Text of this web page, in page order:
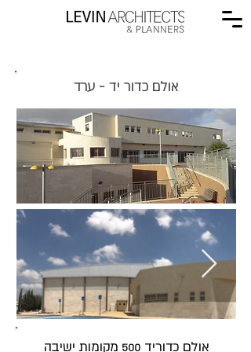
אולם כדור יד - ערד
אולם כדוריד 500 מקומות ישיבה